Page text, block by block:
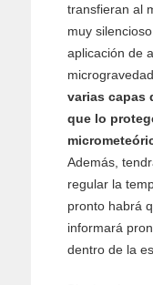
transfieran al
muy
aplicación de
varias capas
que lo
Además,
regular la
pronto habrá
informará
dentro de la